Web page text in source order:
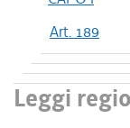
Art. 189
Leggi